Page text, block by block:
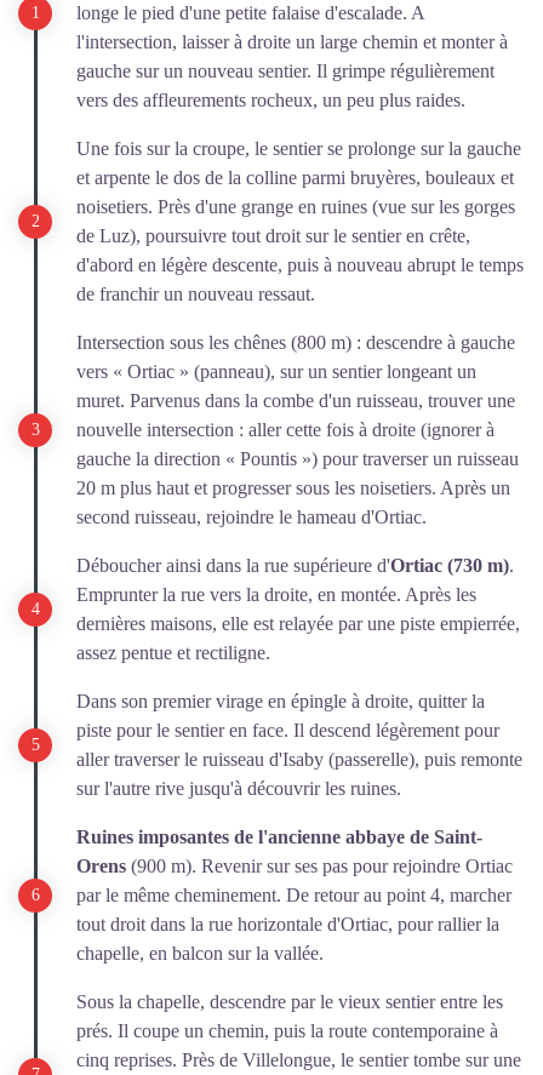
longe le pied d'une petite falaise d'escalade. A
l'intersection, laisser à droite un large chemin et monter à
gauche sur un nouveau sentier. Il grimpe régulièrement
vers des affleurements rocheux, un peu plus raides.
Une fois sur la croupe, le sentier se prolonge sur la gauche
et arpente le dos de la colline parmi bruyères, bouleaux et
noisetiers. Près d'une grange en ruines (vue sur les gorges
de Luz), poursuivre tout droit sur le sentier en crête,
d'abord en légère descente, puis à nouveau abrupt le temps
de franchir un nouveau ressaut.
Intersection sous les chênes (800 m) : descendre à gauche
vers « Ortiac » (panneau), sur un sentier longeant un
muret. Parvenus dans la combe d'un ruisseau, trouver une
nouvelle intersection : aller cette fois à droite (ignorer à
gauche la direction « Pountis ») pour traverser un ruisseau
20 m plus haut et progresser sous les noisetiers. Après un
second ruisseau, rejoindre le hameau d'Ortiac.
Déboucher ainsi dans la rue supérieure d'Ortiac (730 m).
Emprunter la rue vers la droite, en montée. Après les
dernières maisons, elle est relayée par une piste empierrée,
assez pentue et rectiligne.
Dans son premier virage en épingle à droite, quitter la
piste pour le sentier en face. Il descend légèrement pour
aller traverser le ruisseau d'Isaby (passerelle), puis remonte
sur l'autre rive jusqu'à découvrir les ruines.
Ruines imposantes de l'ancienne abbaye de Saint-
Orens (900 m). Revenir sur ses pas pour rejoindre Ortiac
par le même cheminement. De retour au point 4, marcher
tout droit dans la rue horizontale d'Ortiac, pour rallier la
chapelle, en balcon sur la vallée.
Sous la chapelle, descendre par le vieux sentier entre les
prés. Il coupe un chemin, puis la route contemporaine à
cinq reprises. Près de Villelongue, le sentier tombe sur une